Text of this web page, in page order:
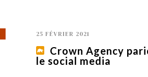
25 FÉVRIER 2021
Crown Agency
le social media